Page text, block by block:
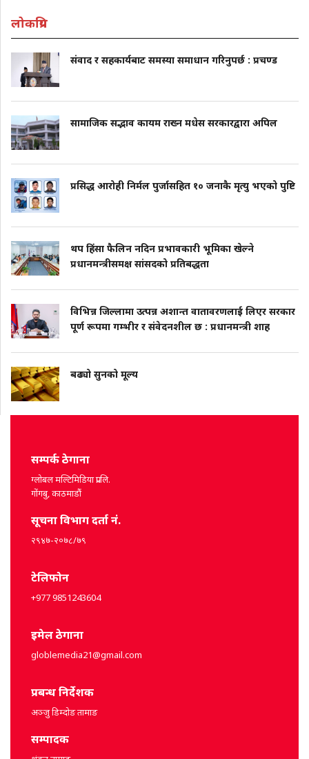
लोकप्रिय
संवाद र सहकार्यबाट समस्या समाधान गरिनुपर्छ : प्रचण्ड
सामाजिक सद्भाव कायम राख्न मधेस सरकारद्वारा अपिल
प्रसिद्ध आरोही निर्मल पुर्जासहित १० जनाकै मृत्यु भएको पुष्टि
थप हिंसा फैलिन नदिन प्रभावकारी भूमिका खेल्ने
प्रधानमन्त्रीसमक्ष सांसदको प्रतिबद्धता
विभिन्न जिल्लामा उत्पन्न अशान्त वातावरणलाई लिएर सरकार
पूर्ण रूपमा गम्भीर र संवेदनशील छ : प्रधानमन्त्री शाह
बढ्यो सुनको मूल्य
सम्पर्क ठेगाना
ग्लोबल मल्टिमिडिया प्रा.लि.
गोंगबु, काठमाडौं
सूचना विभाग दर्ता नं.
२९४७-२०७८/७९
टेलिफोन
+977 9851243604
इमेल ठेगाना
globlemedia21@gmail.com
प्रबन्ध निर्देशक
अञ्जु डिम्दोङ तामाङ
सम्पादक